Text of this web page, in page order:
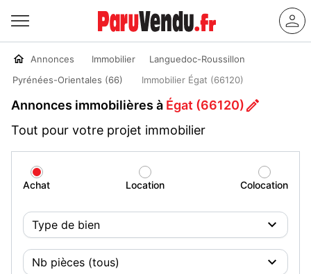
Annonces Immobilier
Languedoc-Roussillon
Pyrénées-Orientales (66)
Immobilier Égat (66120)
Annonces immobilières à Égat (66120)
Tout pour votre projet immobilier
Achat Location Colocation